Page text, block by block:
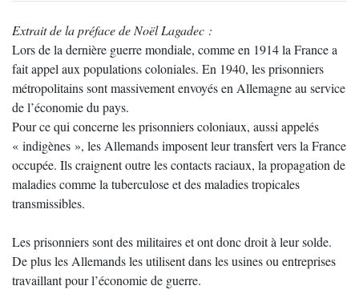
Extrait de la préface de Noël Lagadec :
Lors de la dernière guerre mondiale, comme en 1914 la France a
fait appel aux populations coloniales. En 1940, les prisonniers
métropolitains sont massivement envoyés en Allemagne au service
de l’économie du pays.
Pour ce qui concerne les prisonniers coloniaux, aussi appelés
« indigènes », les Allemands imposent leur transfert vers la France
occupée. Ils craignent outre les contacts raciaux, la propagation de
maladies comme la tuberculose et des maladies tropicales
transmissibles.
Les prisonniers sont des militaires et ont donc droit à leur solde.
De plus les Allemands les utilisent dans les usines ou entreprises
travaillant pour l’économie de guerre.